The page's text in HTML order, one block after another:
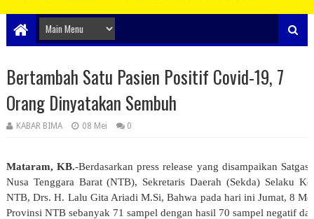
Bertambah Satu Pasien Positif Covid-19, 7
Orang Dinyatakan Sembuh
KABAR BIMA 08 Mei 0
Mataram, KB.-Berdasarkan press release yang disampaikan
Nusa Tenggara Barat (NTB), Sekretaris Daerah (Sekda) Selaku
NTB, Drs. H. Lalu Gita Ariadi M.Si, Bahwa pada hari ini Jumat, 8
Provinsi NTB sebanyak 71 sampel dengan hasil 70 sampel negatif